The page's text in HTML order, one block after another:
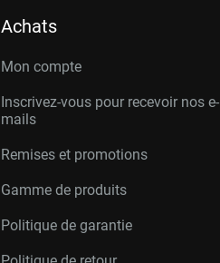
Achats
Mon compte
Inscrivez-vous pour recevoir nos e-
mails
Remises et promotions
Gamme de produits
Politique de garantie